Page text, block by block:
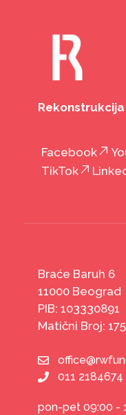
Facebook
TikTok
Braće Baruh 6
11000 Beograd
PIB: 103330891
Matični Broj:
011 2184674
pon-pet 09:00 -